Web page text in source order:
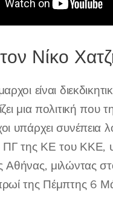
Νίκο
είναι
μια πολιτική που
υπάρχει
ΠΓ της ΚΕ του ΚΚΕ,
Αθήνας, μιλώντας
της Πέμπτης 6